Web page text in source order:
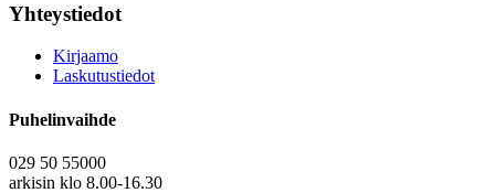
Yhteystiedot
Kirjaamo
Laskutustiedot
Puhelinvaihde
029 50 55000
arkisin klo 8.00-16.30